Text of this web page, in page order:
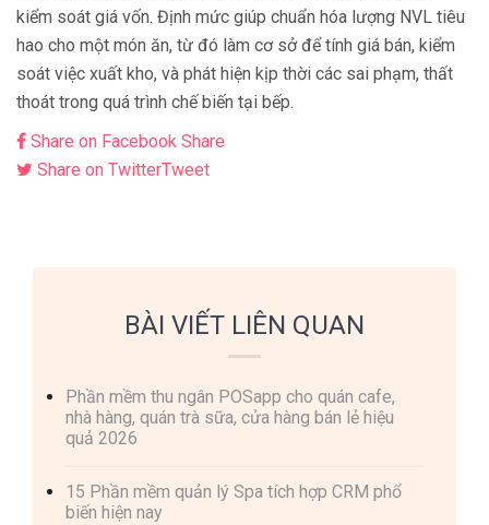
kiểm soát giá vốn. Định mức giúp chuẩn hóa lượng NVL tiêu
hao cho một món ăn, từ đó làm cơ sở để tính giá bán, kiểm
soát việc xuất kho, và phát hiện kịp thời các sai phạm, thất
thoát trong quá trình chế biến tại bếp.
Share on Facebook Share
Share on TwitterTweet
BÀI VIẾT LIÊN QUAN
Phần mềm thu ngân POSapp cho quán cafe,
nhà hàng, quán trà sữa, cửa hàng bán lẻ hiệu
quả 2026
15 Phần mềm quản lý Spa tích hợp CRM phổ
biến hiện nay